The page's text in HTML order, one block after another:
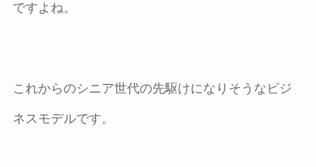
ですよね。
これからのシニア世代の先駆けになりそうなビジ
ネスモデルです。